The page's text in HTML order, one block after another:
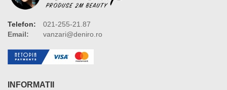
Telefon:
021-255-21.87
Email:
vanzari@deniro.ro
INFORMATII